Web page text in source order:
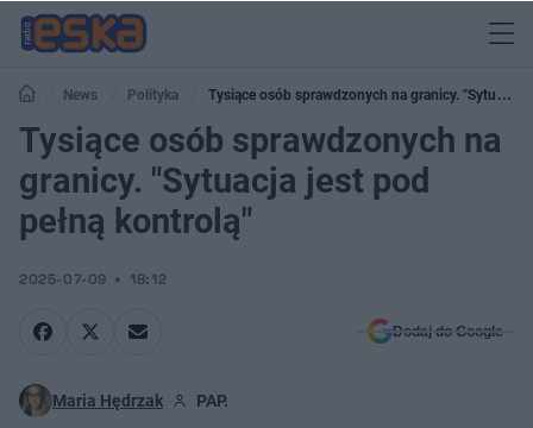
News Polityka
Tysiące osób sprawdzonych na granicy. "Sytuacja
jest pod pełną kontrolą"
Tysiące osób sprawdzonych na
granicy. "Sytuacja jest pod
pełną kontrolą"
2025-07-09 18:12
Dodaj do Google
Maria Hędrzak PAP.